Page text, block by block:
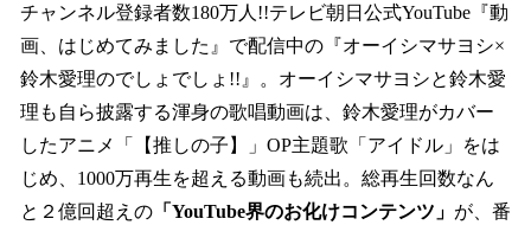
チャンネル登録者数180万人!!テレビ朝日公式YouTube『動
画、はじめてみました』で配信中の『オーイシマサヨシ×
鈴木愛理のでしょでしょ!!』。オーイシマサヨシと鈴木愛
理も自ら披露する渾身の歌唱動画は、鈴木愛理がカバー
したアニメ「【推しの子】」OP主題歌「アイドル」をは
じめ、1000万再生を超える動画も続出。総再生回数なん
と２億回超えの 「YouTube界のお化けコンテンツ」 が、番